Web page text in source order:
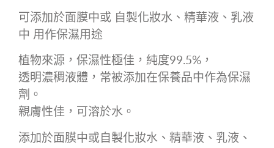
可添加於面膜中或 自製化妝水、精華液、乳液
中 用作保濕用途
植物來源， 保濕性極佳， 純度99.5% ，
透明濃稠液體，常被添加在保養品中作為保濕
劑。
親膚性佳，可溶於水。
添加於面膜中或自製化妝水、精華液、乳液、